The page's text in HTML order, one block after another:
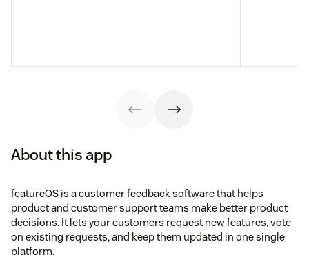
About this app
featureOS is a customer feedback software that helps
product and customer support teams make better product
decisions. It lets your customers request new features, vote
on existing requests, and keep them updated in one single
platform.